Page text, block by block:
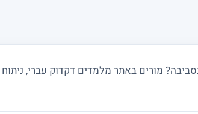
מורים באתר מלמדים דקדוק עברי, ניתוח